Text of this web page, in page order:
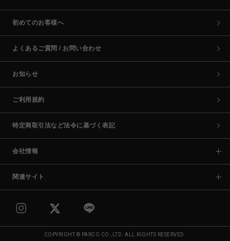
初めてのお客様へ
よくあるご質問 / お問い合わせ
お知らせ
ご利用規約
特定商取引法など法令に基づく表記
会社情報
関連サイト
COPYRIGHT © PARCO CO.,LTD. ALL RIGHTS RESERVED.